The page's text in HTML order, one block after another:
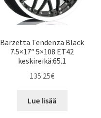
Barzetta Tendenza Black
7.5×17″ 5×108 ET42
keskireikä:65.1
135.25€
Lue lisää